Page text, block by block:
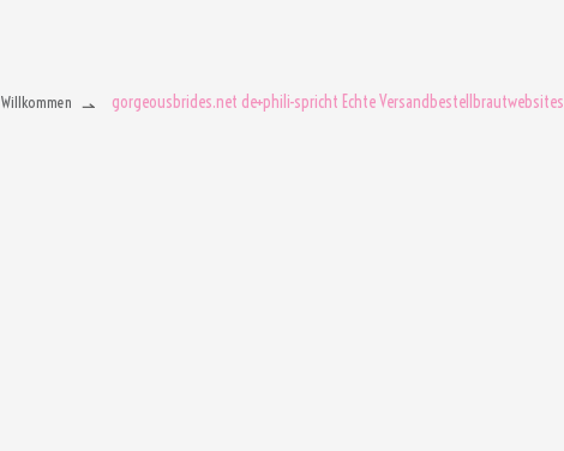
Willkommen gorgeousbrides.net de+phili-spricht Echte Versandbestellbrautwebsites